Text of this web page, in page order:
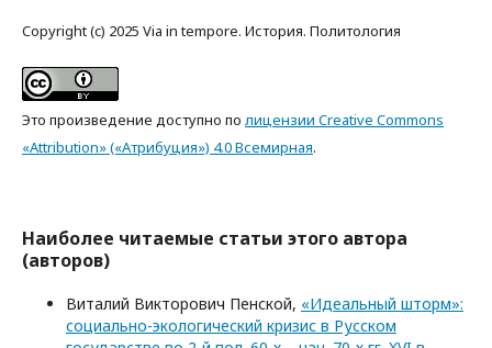
Copyright (c) 2025 Via in tempore. История. Политология
Это произведение доступно по лицензии Creative Commons
«Attribution» («Атрибуция») 4.0 Всемирная.
Наиболее читаемые статьи этого автора
(авторов)
Виталий Викторович Пенской, «Идеальный шторм»:
социально-экологический кризис в Русском